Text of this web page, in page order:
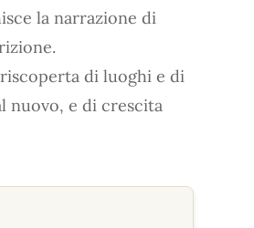
la narrazione di
di luoghi e di
nuovo, e di crescita